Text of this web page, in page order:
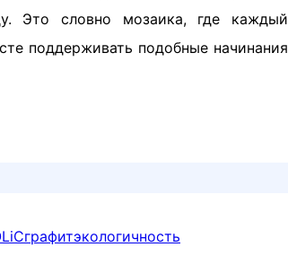
Это словно мозаика, где каждый
поддерживать подобные начинания
графитэкологичность